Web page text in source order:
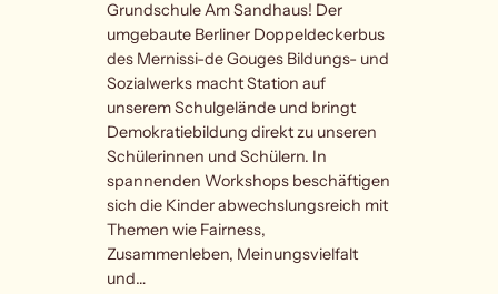
Grundschule Am Sandhaus! Der
umgebaute Berliner Doppeldeckerbus
des Mernissi-de Gouges Bildungs- und
Sozialwerks macht Station auf
unserem Schulgelände und bringt
Demokratiebildung direkt zu unseren
Schülerinnen und Schülern. In
spannenden Workshops beschäftigen
sich die Kinder abwechslungsreich mit
Themen wie Fairness,
Zusammenleben, Meinungsvielfalt
und…